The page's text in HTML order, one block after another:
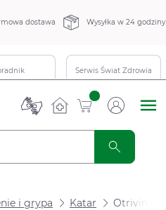
dostawa Wysyłka w 24 godziny
Serwis Świat Zdrowia
sztuk
i grypa Katar Otrivin